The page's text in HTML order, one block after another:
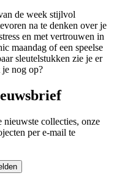
de week stijlvol
na te denken over je
en met vertrouwen in
maandag of een speelse
sleutelstukken zie je er
nog op?
collecties, onze
per e-mail te